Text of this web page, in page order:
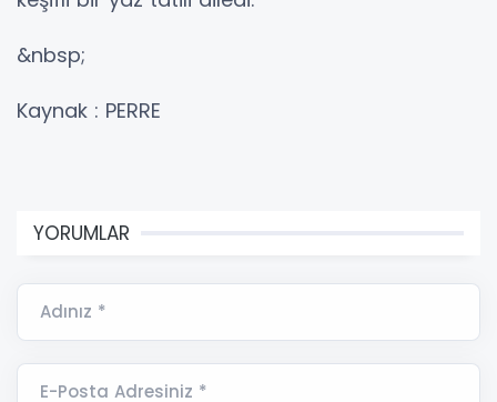
&nbsp;
Kaynak : PERRE
YORUMLAR
Adınız *
E-Posta Adresiniz *